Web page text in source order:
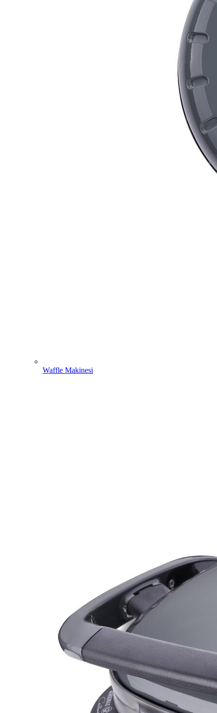
Waffle Makinesi